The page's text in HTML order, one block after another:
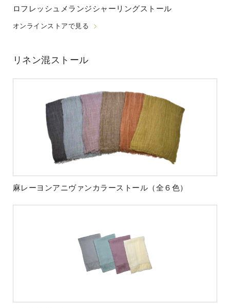
ロフレッシュメランジシャーリングストール
オンラインストアで見る
リネン混ストール
麻レーヨンアニヴァンカラーストール（全６色）